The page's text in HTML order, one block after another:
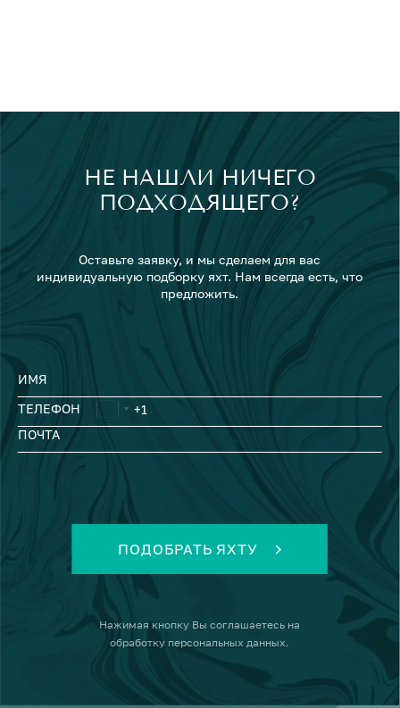
НЕ НАШЛИ НИЧЕГО
ПОДХОДЯЩЕГО?
Оставьте заявку, и мы сделаем для вас
индивидуальную подборку яхт. Нам всегда есть, что
предложить.
ИМЯ
ТЕЛЕФОН
ПОЧТА
ПОДОБРАТЬ ЯХТУ
Нажимая кнопку Вы соглашаетесь на
обработку персональных данных.